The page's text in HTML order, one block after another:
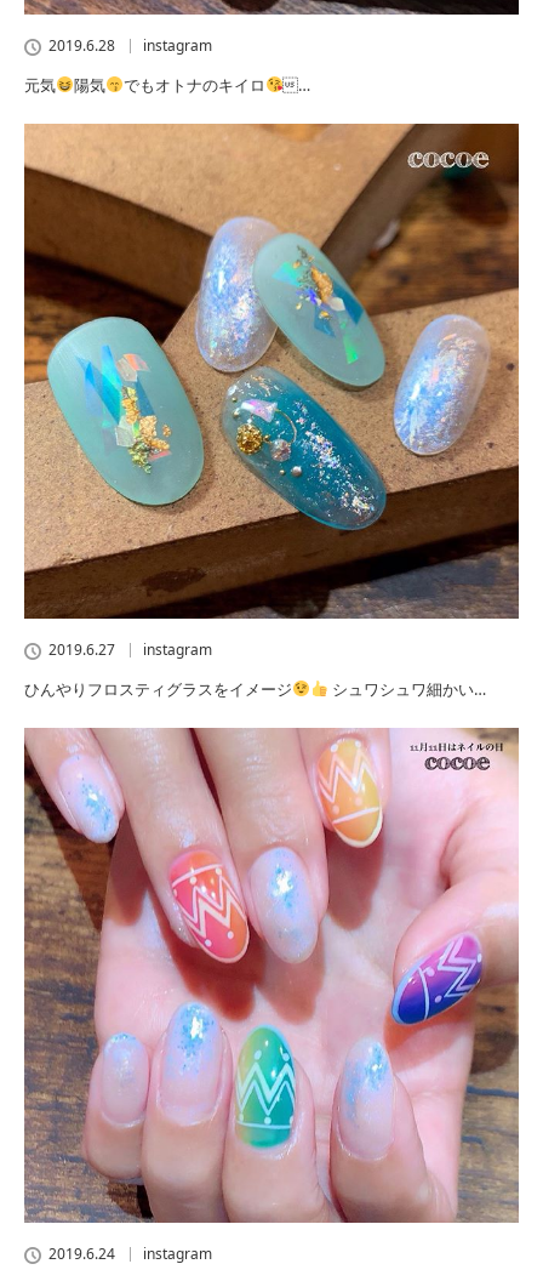
2019.6.28 instagram
元気 陽気 でもオトナのキイロ …
2019.6.27 instagram
ひんやりフロスティグラスをイメージ シュワシュワ細かい…
2019.6.24 instagram